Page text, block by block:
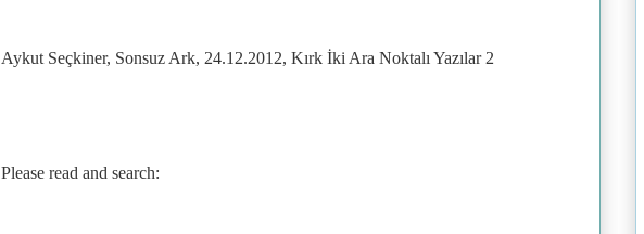
Aykut Seçkiner, Sonsuz Ark, 24.12.2012, Kırk İki Ara Noktalı Yazılar 2
Please read and search: